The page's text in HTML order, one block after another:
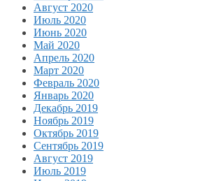
Август 2020
Июль 2020
Июнь 2020
Май 2020
Апрель 2020
Март 2020
Февраль 2020
Январь 2020
Декабрь 2019
Ноябрь 2019
Октябрь 2019
Сентябрь 2019
Август 2019
Июль 2019